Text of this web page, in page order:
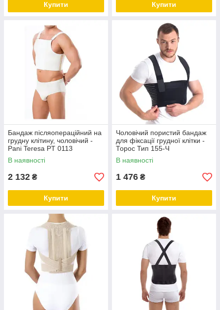
Купити Купити
Бандаж післяопераційний на
грудну клітину, чоловічий -
Pani Teresa PT 0113
В наявності
2 132 ₴
Купити
Чоловічий пористий бандаж
для фіксації грудної клітки -
Торос Тип 155-Ч
В наявності
1 476 ₴
Купити